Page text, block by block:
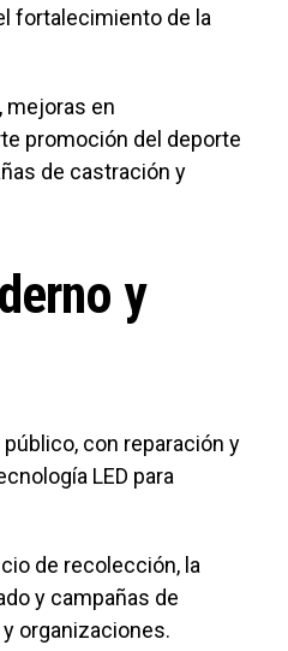
fortalecimiento de la
mejoras en
promoción del deporte
de castración y
y
con reparación y
LED para
de recolección, la
y campañas de
organizaciones.